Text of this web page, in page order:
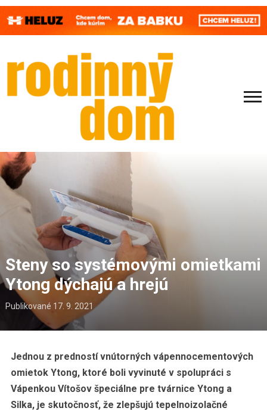
Steny so systémovými omietkami
Ytong dýchajú a hrejú
Publikované 17. 9. 2021
Jednou z predností vnútorných vápennocementových
omietok Ytong, ktoré boli vyvinuté v spolupráci s
Vápenkou Vítošov špeciálne pre tvárnice Ytong a
Silka, je skutočnosť, že zlepšujú tepelnoizolačné